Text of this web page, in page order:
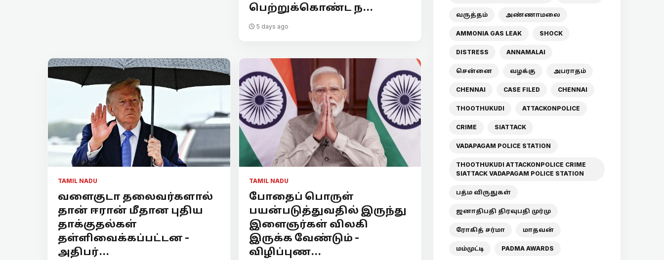
பெற்றுக்கொண்ட ந...
5 days ago
TAMIL NADU
வளைகுடா தலைவர்களால்
தான் ஈரான் மீதான புதிய
தாக்குதல்கள்
தள்ளிவைக்கப்பட்டன -
அதிபர்...
TAMIL NADU
போதைப் பொருள்
பயன்படுத்துவதில் இருந்து
இளைஞர்கள் விலகி
இருக்க வேண்டும் -
விழிப்புண...
வருத்தம் அண்ணாமலை
AMMONIA GAS LEAK SHOCK
DISTRESS ANNAMALAI
சென்னை வழக்கு அபராதம்
CHENNAI CASE FILED CHENNAI
THOOTHUKUDI ATTACKONPOLICE
CRIME SIATTACK
VADAPAGAM POLICE STATION
THOOTHUKUDI ATTACKONPOLICE CRIME
SIATTACK VADAPAGAM POLICE STATION
பத்ம விருதுகள்
ஜனாதிபதி திரவுபதி முர்மு
ரோகித் சர்மா மாதவன்
மம்முட்டி PADMA AWARDS